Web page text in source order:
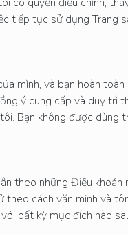
tiếp tục sử dụng Trang
mình, và bạn hoàn
ý cung cấp và duy trì
Bạn không được dùng
theo những Điều
theo cách văn minh và
bất kỳ mục đích nào